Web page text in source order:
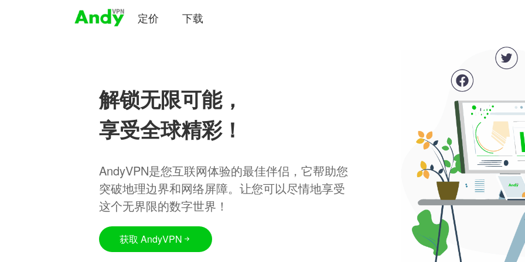
定价 下载
解锁无限可能，
享受全球精彩！
AndyVPN是您互联网体验的最佳伴侣，它帮助您
突破地理边界和网络屏障。让您可以尽情地享受
这个无界限的数字世界！
获取 AndyVPN